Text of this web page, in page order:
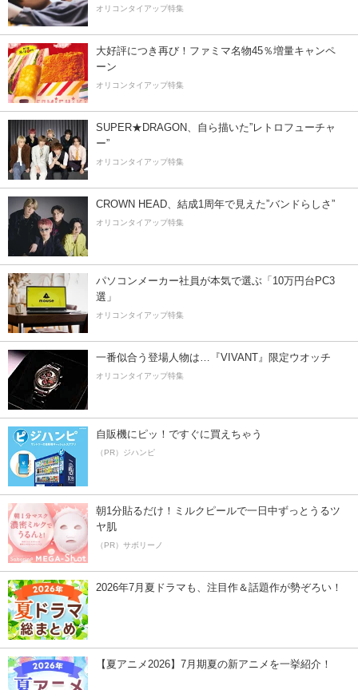
オリコンタイアップ特集
大好評につき再び！ファミマ名物45％増量キャンペ
ーン
オリコンタイアップ特集
SUPER★DRAGON、自ら描いた”レトロフューチャ
ー”
オリコンタイアップ特集
CROWN HEAD、結成1周年で見えた”バンドらしさ”
オリコンタイアップ特集
パソコンメーカー社員が本気で選ぶ「10万円台PC3
選」
オリコンタイアップ特集
一番似合う登場人物は…『VIVANT』限定ウオッチ
オリコンタイアップ特集
自販機にピッ！ですぐに買えちゃう
（PR）ジハンピ
朝1分貼るだけ！ミルクピールで一日中ずっとうるツ
ヤ肌
（PR）サボリーノ
2026年7月夏ドラマも、注目作＆話題作が勢ぞろい！
【夏アニメ2026】7月期夏の新アニメを一挙紹介！